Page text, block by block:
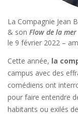
La Compagnie Jean
& son Flow de la mer
le 9 février 2022 –
Cette année, la
campus avec des
comédiens ont
pour faire entendre
habitants ou exilés